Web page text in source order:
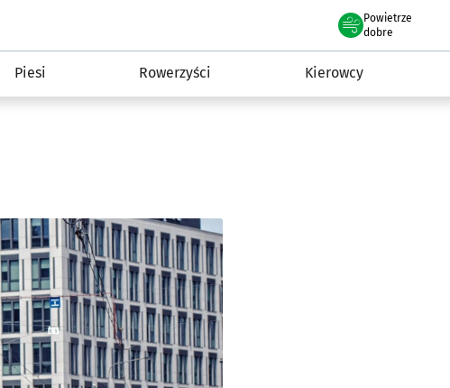
Komunikacja
Powietrze
we Wrocławiu
dobre
Piesi Rowerzyści Kierowcy